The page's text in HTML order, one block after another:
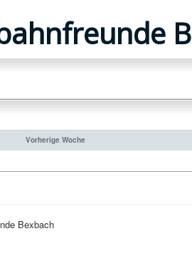
Vorherige Woche
Bexbach